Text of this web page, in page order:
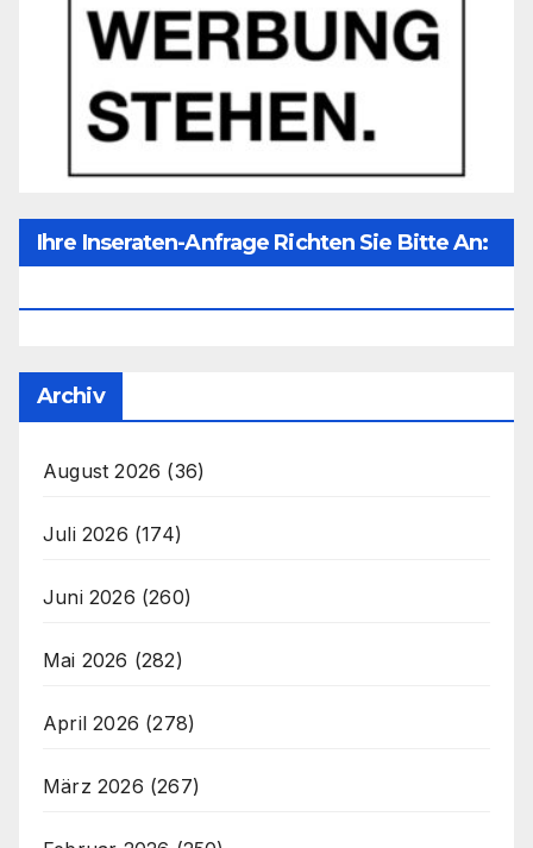
Ihre Inseraten-Anfrage Richten Sie Bitte An:
Archiv
August 2026 (36)
Juli 2026 (174)
Juni 2026 (260)
Mai 2026 (282)
April 2026 (278)
März 2026 (267)